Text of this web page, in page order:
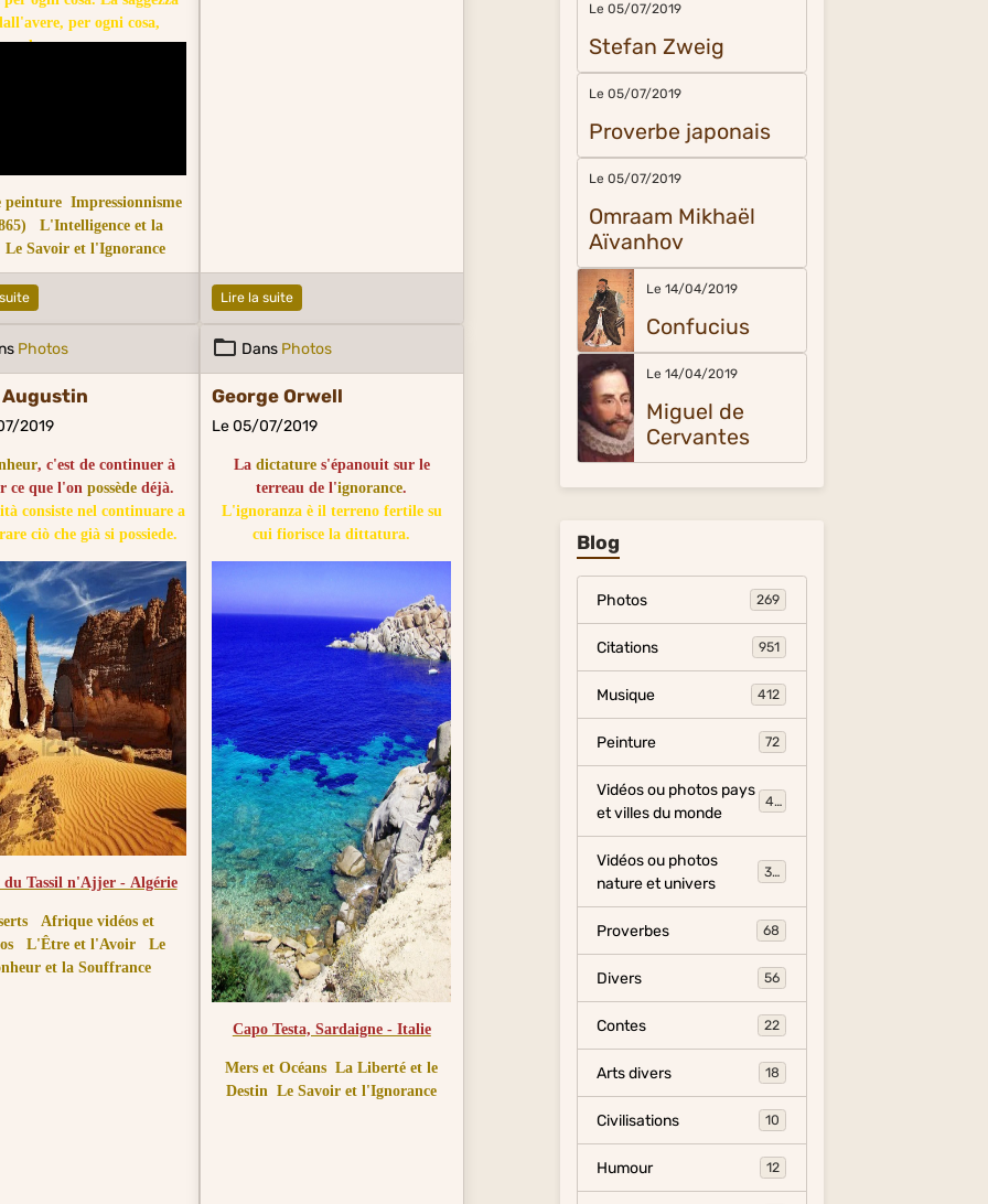
per ogni cosa,
peinture Impressionnisme
L'Intelligence et la
Le Savoir et l'Ignorance
Lire la suite
Photos
2019
, c'est de continuer à
ce que l'on possèdedéjà.
consiste nel continuare a
ciò che già si possiede.
du Tassil n'Ajjer - Algérie
Afrique vidéos et
L'Être et l'Avoir
Le
et la Souffrance
Dans Photos
George Orwell
Le 05/07/2019
La dictatures'épanouit sur le
terreau de l'ignorance.
L'ignoranza è il terreno fertile su
cui fiorisce la dittatura.
Capo Testa, Sardaigne - Italie
Mers et Océans La Liberté et le
Destin Le Savoir et l'Ignorance
Le 05/07/2019
Stefan Zweig
Le 05/07/2019
Proverbe japonais
Le 05/07/2019
Omraam Mikhaël
Aïvanhov
Le 14/04/2019
Confucius
Le 14/04/2019
Miguel de
Cervantes
Blog
Photos 269
Citations 951
Musique 412
Peinture 72
Vidéos ou photos pays
et villes du monde
454
Vidéos ou photos
nature et univers
325
Proverbes 68
Divers 56
Contes 22
Arts divers 18
Civilisations 10
Humour 12